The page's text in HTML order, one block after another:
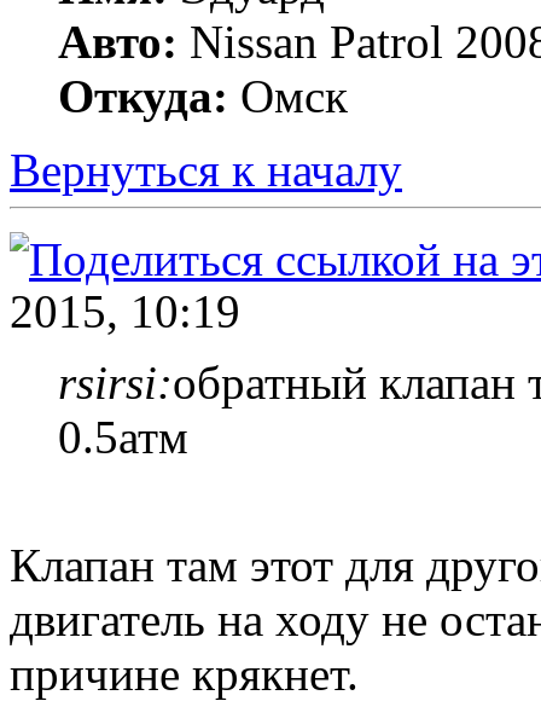
Авто: Nissan Patrol
Откуда: Омск
Вернуться к началу
2015, 10:19
rsirsi:обратный клапан
0.5атм
Клапан там этот для
двигатель на ходу не
причине крякнет.